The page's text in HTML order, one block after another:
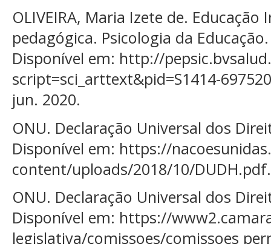
OLIVEIRA, Maria Izete de.
pedagógica. Psicologia da
Disponível em: http://
script=sci_arttext&pid=S1414-
jun. 2020.
ONU. Declaração Universal dos
Disponível em: https://
content/uploads/2018/10/
ONU. Declaração Universal dos
Disponível em: https://
legislativa/comissoes/comissoes